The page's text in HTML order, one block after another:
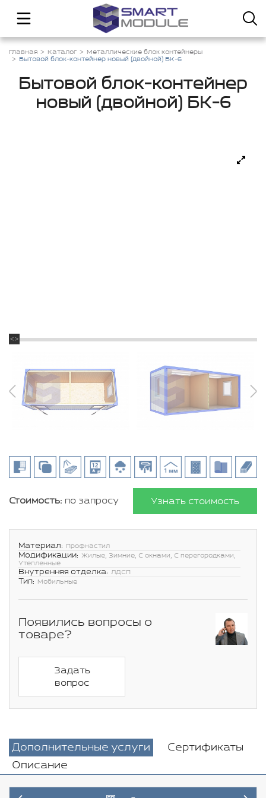
Главная Каталог
Металлические блок контейнеры
Бытовой блок-контейнер новый (двойной) БК-6
Бытовой блок-контейнер
новый (двойной) БК-6
Стоимость: по запросу Узнать стоимость
Материал: Профнастил
Модификации: Жилые, Зимние, С окнами, С перегородками,
Утепленные
Внутренняя отделка: ЛДСП
Тип: Мобильные
Появились вопросы о
товаре?
Задать
вопрос
Дополнительные услуги
Сертификаты
Описание